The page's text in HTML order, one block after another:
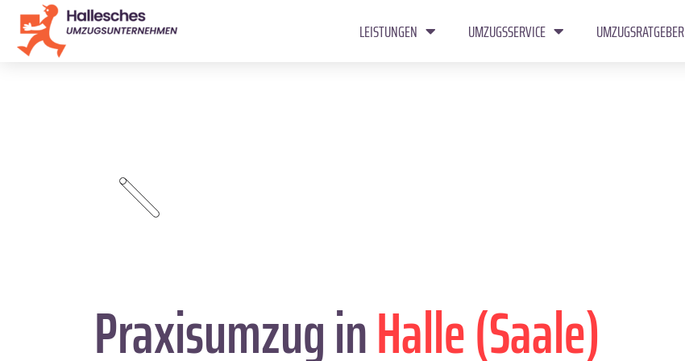
LEISTUNGEN UMZUGSSERVICE UMZUGSRATGEBER
Praxisumzug inHalle (Saale)